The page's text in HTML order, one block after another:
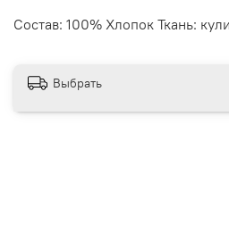
Состав: 100% Хлопок Ткань:
Выбрать